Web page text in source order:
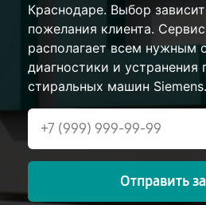
Краснодаре. Выбор
пожелания клиента.
располагает всем нужным
диагностики и устранения
стиральных машин Siemens.
Отправить